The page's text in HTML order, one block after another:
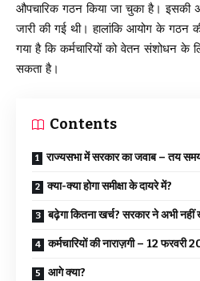
औपचारिक गठन किया जा चुका है। इसकी
जारी की गई थी। हालांकि आयोग के गठन
गया है कि कर्मचारियों को वेतन संशोधन के
सकता है।
Contents
राज्यसभा में सरकार का जवाब – तय समय
क्या-क्या होगा समीक्षा के दायरे में?
बढ़ेगा कितना खर्च? सरकार ने अभी नहीं
कर्मचारियों की नाराज़गी – 12 फरवरी
आगे क्या?